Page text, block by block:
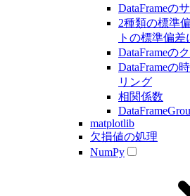
DataFrameの
2種類の標準
トの標準偏差
DataFrameの
DataFrameの
リング
相関係数
matplotlib
欠損値の処理
NumPy